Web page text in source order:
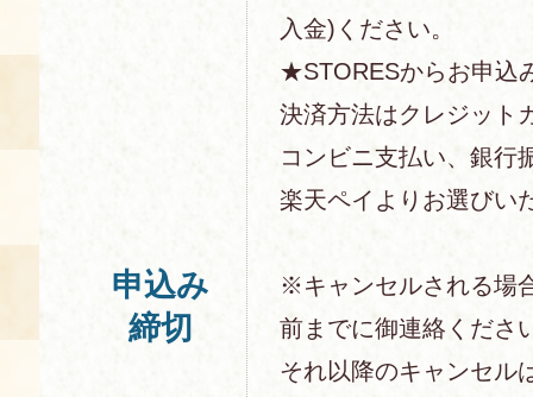
申込み
締切
入金)ください。
★STORESからお申込
決済方法はクレジット
コンビニ支払い、銀行
楽天ペイよりお選びい
※キャンセルされる場
前までに御連絡くださ
それ以降のキャンセル